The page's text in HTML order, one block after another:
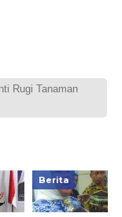
Rugi Tanaman
Berita